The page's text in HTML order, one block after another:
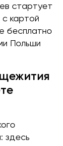
стартует
картой
бесплатно
Польши
здесь